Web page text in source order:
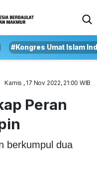
#Kongres Umat Islam
Kamis , 17 Nov 2022, 21:00 WIB
Peran
berkumpul dua